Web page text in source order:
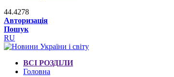
44.4278
Авторизація
Пошук
RU
ВСІ РОЗДІЛИ
Головна